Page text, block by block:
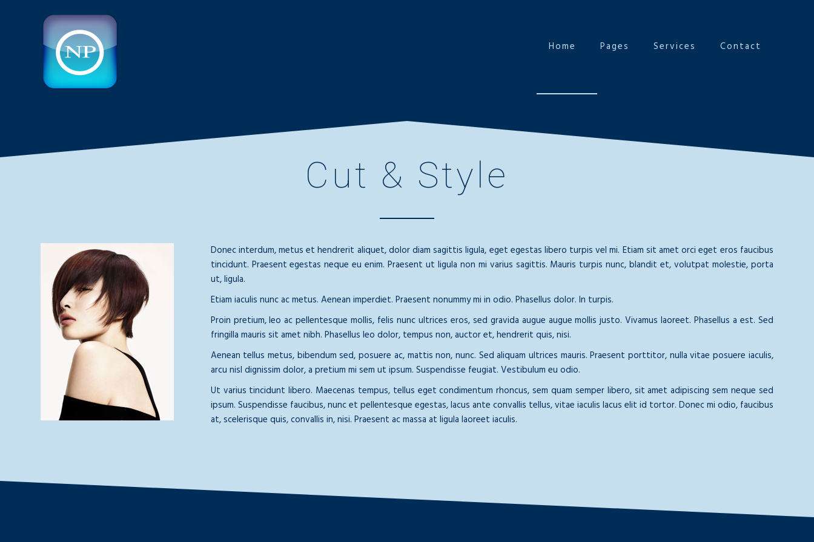
Home Pages Services Contact
Cut & Style
Donec interdum, metus et hendrerit aliquet, dolor diam sagittis ligula, eget egestas libero turpis vel mi. Etiam sit amet orci eget eros faucibus
tincidunt. Praesent egestas neque eu enim. Praesent ut ligula non mi varius sagittis. Mauris turpis nunc, blandit et, volutpat molestie, porta
ut, ligula.
Etiam iaculis nunc ac metus. Aenean imperdiet. Praesent nonummy mi in odio. Phasellus dolor. In turpis.
Proin pretium, leo ac pellentesque mollis, felis nunc ultrices eros, sed gravida augue augue mollis justo. Vivamus laoreet. Phasellus a est. Sed
fringilla mauris sit amet nibh. Phasellus leo dolor, tempus non, auctor et, hendrerit quis, nisi.
Aenean tellus metus, bibendum sed, posuere ac, mattis non, nunc. Sed aliquam ultrices mauris. Praesent porttitor, nulla vitae posuere iaculis,
arcu nisl dignissim dolor, a pretium mi sem ut ipsum. Suspendisse feugiat. Vestibulum eu odio.
Ut varius tincidunt libero. Maecenas tempus, tellus eget condimentum rhoncus, sem quam semper libero, sit amet adipiscing sem neque sed
ipsum. Suspendisse faucibus, nunc et pellentesque egestas, lacus ante convallis tellus, vitae iaculis lacus elit id tortor. Donec mi odio, faucibus
at, scelerisque quis, convallis in, nisi. Praesent ac massa at ligula laoreet iaculis.